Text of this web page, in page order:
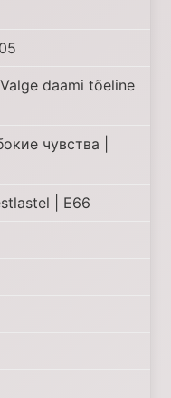
daami tõeline
чувства |
| E66